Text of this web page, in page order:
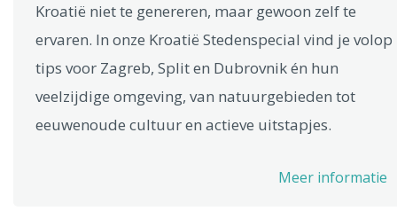
Kroatië niet te genereren, maar gewoon zelf te
ervaren. In onze Kroatië Stedenspecial vind je volop
tips voor Zagreb, Split en Dubrovnik én hun
veelzijdige omgeving, van natuurgebieden tot
eeuwenoude cultuur en actieve uitstapjes.
Meer informatie